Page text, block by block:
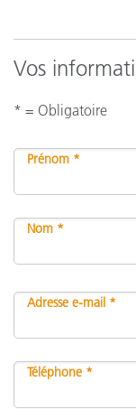
Vos
* = Obligatoire
Prénom *
Nom *
Adresse e-mail *
Téléphone *